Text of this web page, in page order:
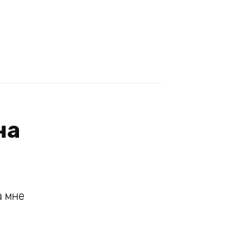
мне